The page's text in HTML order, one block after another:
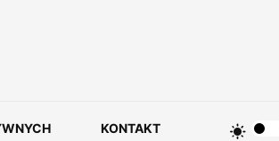
KONTAKT